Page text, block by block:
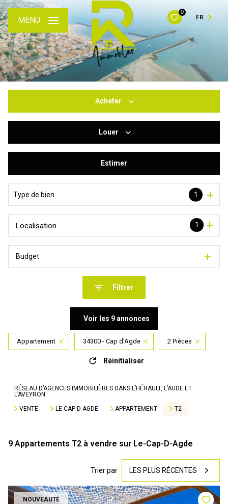
0
FR
MENU
Acheter
Du neuf
Louer
De l'immo pro
Estimer
Type de bien 1
1
Localisation
Budget
Filtrer
Voir les 9annonces
Appartement 34300 - Cap d'Agde 2 Pièces
Réinitialiser
RÉSEAU D’AGENCES IMMOBILIÈRES DANS L’HÉRAULT, L’AUDE ET
L’AVEYRON
VENTE
LE CAP D AGDE APPARTEMENT T2
9 Appartements T2 à vendre sur Le-Cap-D-Agde
Trier par LES PLUS RÉCENTES
NOUVEAUTÉ